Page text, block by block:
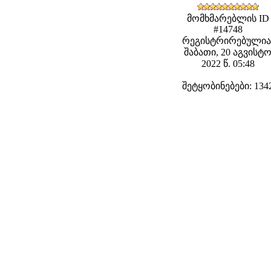
მომხმარებლის ID
#14748
შაბათი, 20 აგვისტო
2022 წ. 05:48
შეტყობინებები: